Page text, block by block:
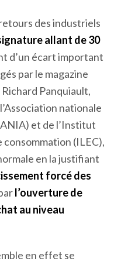
des industriels
allant de 30
d’un écart important
par le magazine
Panquiault,
nationale
et de l’Institut
consommation (ILEC),
en la justifiant
forcé des
l’ouverture de
au niveau
en effet se